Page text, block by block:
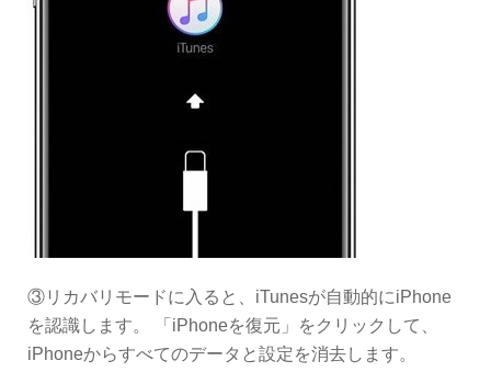
③リカバリモードに入ると、iTunesが自動的にiPhone
を認識します。 「iPhoneを復元」をクリックして、
iPhoneからすべてのデータと設定を消去します。